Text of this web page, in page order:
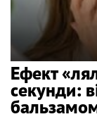
Ефект
секунди: